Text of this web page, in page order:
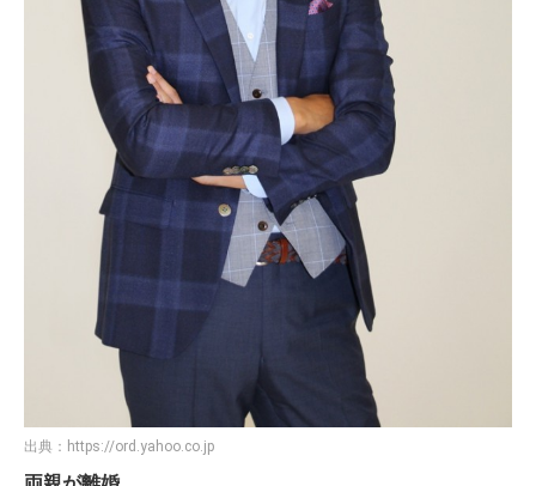
出典： https://ord.yahoo.co.jp